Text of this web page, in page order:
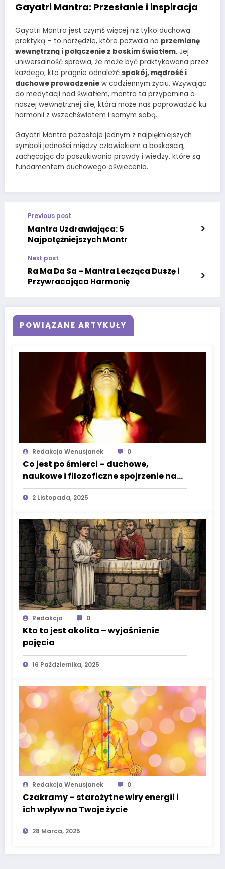
Gayatri Mantra: Przesłanie i inspiracja
Gayatri Mantra jest czymś więcej niż tylko duchową
praktyką – to narzędzie, które pozwala na przemianę
wewnętrzną i połączenie z boskim światłem. Jej
uniwersalność sprawia, że może być praktykowana przez
każdego, kto pragnie odnaleźć spokój, mądrość i
duchowe prowadzenie w codziennym życiu. Wzywając
do medytacji nad światłem, mantra ta przypomina o
naszej wewnętrznej sile, która może nas poprowadzić ku
harmonii z wszechświatem i samym sobą.
Gayatri Mantra pozostaje jednym z najpiękniejszych
symboli jedności między człowiekiem a boskością,
zachęcając do poszukiwania prawdy i wiedzy, które są
fundamentem duchowego oświecenia.
Previous post
Mantra Uzdrawiająca: 5
Najpotężniejszych Mantr
Next post
Ra Ma Da Sa – Mantra Lecząca Duszę i
Przywracająca Harmonię
POWIĄZANE ARTYKUŁY
Redakcja Wenusjanek 0
Co jest po śmierci – duchowe,
naukowe i filozoficzne spojrzenie na
tajemnicę odchodzenia
2 Listopada, 2025
Redakcja 0
Kto to jest akolita – wyjaśnienie
pojęcia
16 Października, 2025
Redakcja Wenusjanek 0
Czakramy – starożytne wiry energii i
ich wpływ na Twoje życie
28 Marca, 2025